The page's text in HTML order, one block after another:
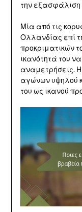
την εξασφάλιση
Μία από τις
Ολλανδίας επί
προκριματικών
ικανότητά του
αναμετρήσεις. Η
αγώνων υψηλού
του ως ικανού